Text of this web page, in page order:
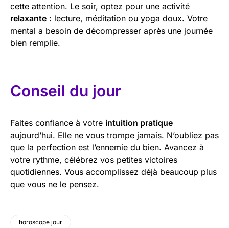
cette attention. Le soir, optez pour une activité
relaxante : lecture, méditation ou yoga doux. Votre
mental a besoin de décompresser après une journée
bien remplie.
Conseil du jour
Faites confiance à votre intuition pratique
aujourd’hui. Elle ne vous trompe jamais. N’oubliez pas
que la perfection est l’ennemie du bien. Avancez à
votre rythme, célébrez vos petites victoires
quotidiennes. Vous accomplissez déjà beaucoup plus
que vous ne le pensez.
horoscope jour